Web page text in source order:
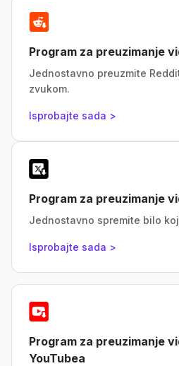
Program za preuzimanje
Jednostavno preuzmite
zvukom.
Isprobajte sada >
Program za preuzimanje
Jednostavno spremite bilo
Isprobajte sada >
Program za preuzimanje
YouTubea